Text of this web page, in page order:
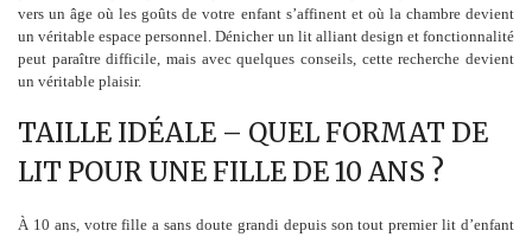
vers un âge où les goûts de votre enfant s’affinent et où la chambre devient
un véritable espace personnel. Dénicher un lit alliant design et fonctionnalité
peut paraître difficile, mais avec quelques conseils, cette recherche devient
un véritable plaisir.
TAILLE IDÉALE – QUEL FORMAT DE
LIT POUR UNE FILLE DE 10 ANS ?
À 10 ans, votre fille a sans doute grandi depuis son tout premier lit d’enfant